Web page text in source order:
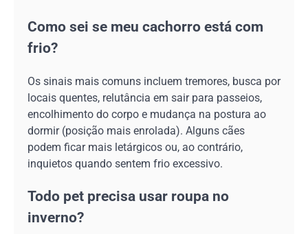
Como sei se meu cachorro está com
frio?
Os sinais mais comuns incluem tremores, busca por
locais quentes, relutância em sair para passeios,
encolhimento do corpo e mudança na postura ao
dormir (posição mais enrolada). Alguns cães
podem ficar mais letárgicos ou, ao contrário,
inquietos quando sentem frio excessivo.
Todo pet precisa usar roupa no
inverno?